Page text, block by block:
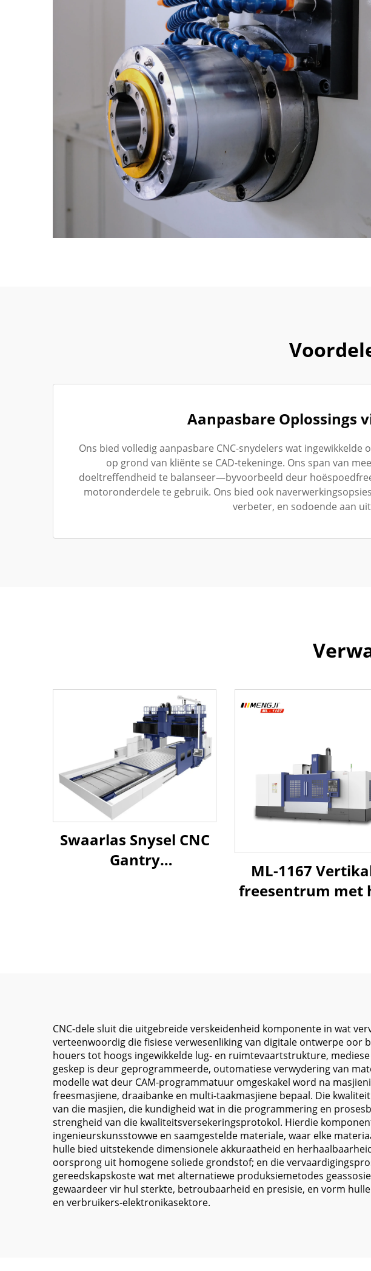
Mediese Toerusting Industrie Windharing
Aanpasbare Oplossings
Ons bied volledig aanpasbare CNC-snydelers wat
op grond van kliënte se CAD-tekeninge. Ons span van
doeltreffendheid te balanseer—byvoorbeeld deur
motoronderdele te gebruik. Ons bied ook
verbeter, en sodoende aan
Swaarlas Snysel CNC
Gantry
ML-1167
freesentrum met
CNC-dele sluit die uitgebreide verskeidenheid komponente in wat
verteenwoordig die fisiese verwesenliking van digitale ontwerpe oor
houers tot hoogs ingewikkelde lug- en ruimtevaartstrukture,
geskep is deur geprogrammeerde, outomatiese verwydering van
modelle wat deur CAM-programmatuur omgeskakel word na
freesmasjiene, draaibanke en multi-taakmasjiene bepaal. Die
van die masjien, die kundigheid wat in die programmering en
strengheid van die kwaliteitsversekeringsprotokol. Hierdie
ingenieurskunsstowwe en saamgestelde materiale, waar elke
hulle bied uitstekende dimensionele akkuraatheid en
oorsprong uit homogene soliede grondstof; en die
gereedskapskoste wat met alternatiewe produksiemetodes
gewaardeer vir hul sterkte, betroubaarheid en presisie, en vorm
en verbruikers-elektronikasektore.